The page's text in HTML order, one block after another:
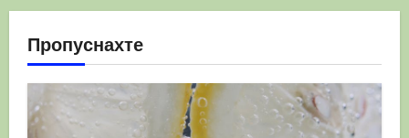
Пропуснахте